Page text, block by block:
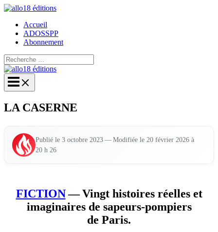
Aller
contenuAccueil
ADOSSPP
Abonnement
Rechercher :
Rechercher
LA CASERNE
Publié le 3 octobre 2023 — Modi­fiée le 20 février 2026 à
20 h 26
FICTION— Vingt histoires réelles et
imaginaires de sapeurs-pompiers
de Paris.